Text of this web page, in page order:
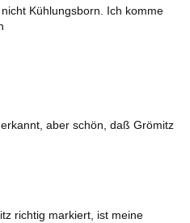
Kühlungsborn. Ich komme
aber schön, daß Grömitz
richtig markiert, ist meine